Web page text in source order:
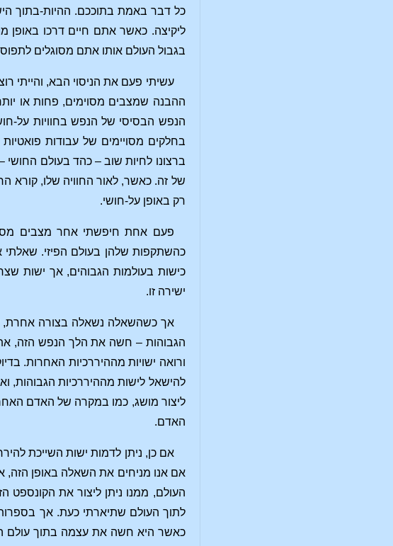
כל דבר באמת בתוככם. ההיות-בתוך
ליקיצה. כאשר אתם חיים דרכו
בגבול העולם אותו אתם מסוגלים
עשיתי פעם את הניסוי הבא, והייתי
ההבנה שמצבים מסוימים, פחות או
הנפש הבסיסי של הנפש בחוויות על-
בחלקים מסויימים של עבודות
ברצונו לחיות שוב – כהד בעולם
של זה. כאשר, לאור החוויה שלו, קורא
רק באופן על-חושי.
פעם אחת חיפשתי אחר מצבים
כהשתקפות שלהן בעולם הפיזי.
כישות בעולמות הגבוהים, אך ישות
ישירה זו.
אך כשהשאלה נשאלה בצורה אחרת,
הגבוהות – חשה את הלך הנפש הזה, את
ורואה ישויות מההיררכיות האחרות.
להישאל לישות מההיררכיות הגבוהות,
ליצור מושג, כמו במקרה של האדם
האדם.
אם כן, ניתן לדמות ישות השייכת
אם אנו מניחים את השאלה באופן הזה,
העולם, ממנו ניתן ליצור את הקונספט
לתוך העולם שתיארתי כעת. אך
כאשר היא חשה את עצמה בתוך עולם